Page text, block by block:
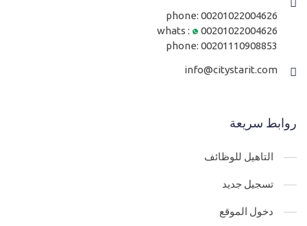
phone: 00201022004626
whats :
00201022004626
phone: 00201110908853
info@citystarit.com
روابط سريعة
التاهيل للوظائف
تسجيل جديد
دخول الموقع